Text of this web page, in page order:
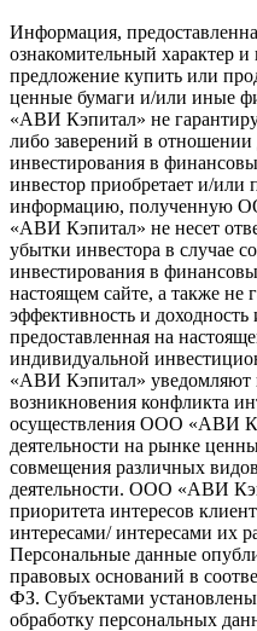
Информация,
ознакомительный характер и
предложение купить или
ценные бумаги и/или иные
«АВИ Кэпитал» не
либо заверений в отношении
инвестирования в
инвестор приобретает и/или
информацию, полученную
«АВИ Кэпитал» не несет
убытки инвестора в случае
инвестирования в
настоящем сайте, а также не
эффективность и
предоставленная на
индивидуальной
«АВИ Кэпитал» уведомляют
возникновения конфликта
осуществления ООО «АВИ
деятельности на рынке
совмещения различных
деятельности. ООО «АВИ
приоритета интересов
интересами/ интересами их
Персональные данные
правовых оснований в
ФЗ. Субъектами
обработку персональных